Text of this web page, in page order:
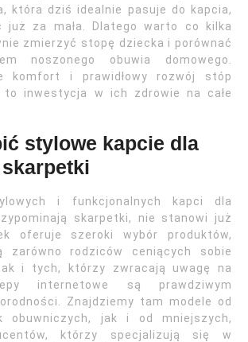
która dziś idealnie pasuje do kapcia,
już za mała. Dlatego warto co kilka
zmierzyć stopę dziecka i porównać
noszonego obuwia domowego.
komfort i prawidłowy rozwój stóp
to inwestycja w ich zdrowie na całe
stylowe kapcie dla
i funkcjonalnych kapci dla
skarpetki, nie stanowi już
oferuje szeroki wybór produktów,
zarówno rodziców ceniących sobie
i tych, którzy zwracają uwagę na
internetowe są prawdziwym
Znajdziemy tam modele od
obuwniczych, jak i od mniejszych,
którzy specjalizują się w